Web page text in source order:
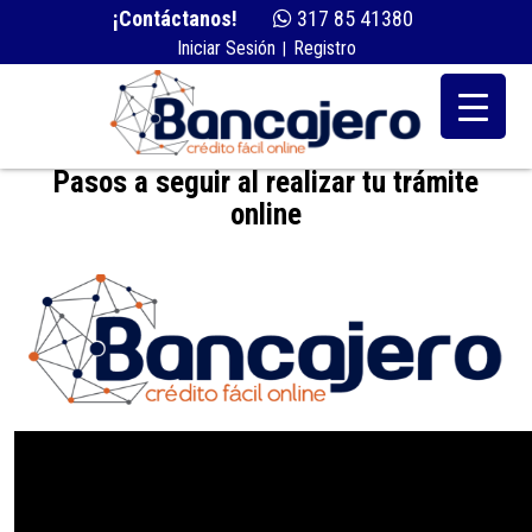
¡Contáctanos! 317 85 41380
Iniciar Sesión Registro
Pasos a seguir al realizar tu trámite
online